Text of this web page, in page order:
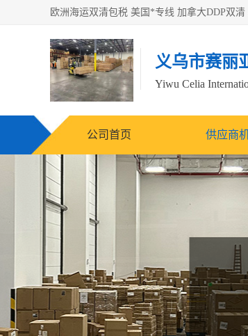
义乌市赛丽
Yiwu Celia
公司首页 供应商